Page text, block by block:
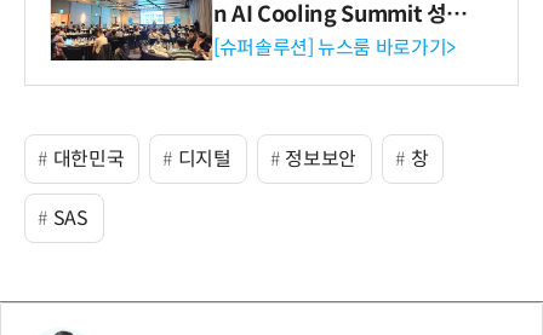
n AI Cooling Summit 성황
리 성료
[슈퍼솔루션] 뉴스룸 바로가기>
대한민국 디지털 정보보안 창
SAS